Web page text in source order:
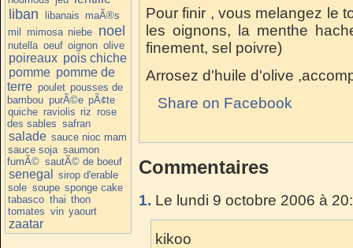
liban libanais maÃ®s
mil mimosa niebe noel
nutella oeuf oignon olive
poireaux pois chiche
pomme pomme de
terre poulet pousses de
bambou purÃ©e pÃ¢te
quiche raviolis riz rose
des sables safran
salade sauce nioc mam
sauce soja saumon
fumÃ© sautÃ© de boeuf
senegal
sirop d'erable
sole soupe sponge cake
tabasco thai thon
tomates vin yaourt
zaatar
Pour finir , vous melangez le
les oignons, la menthe
finement, sel poivre)
Arrosez d'huile d'olive
Share on Facebook
Commentaires
1. Le lundi 9 octobre 2006 à
kikoo